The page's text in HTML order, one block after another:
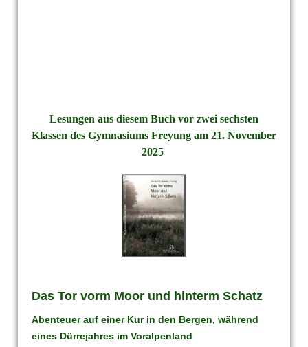
Lesungen aus diesem Buch vor zwei sechsten
Klassen des Gymnasiums Freyung am 21. November
2025
Das Tor vorm Moor und hinterm Schatz
Abenteuer auf einer Kur in den Bergen, während
eines Dürrejahres im Voralpenland